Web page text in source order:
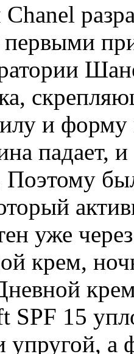
и форму
падает,
Поэтому
уже
крем,
15
упругой, а